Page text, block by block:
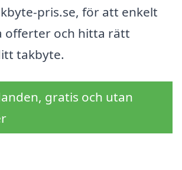
pris.se, för att enkelt
offerter och hitta rätt
takbyte.
gratis och utan